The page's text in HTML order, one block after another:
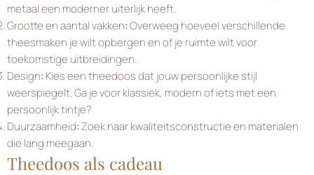
metaal een moderner uiterlijk heeft.
Grootte en aantal vakken:Overweeg hoeveel verschillende
theesmaken je wilt opbergen en of je ruimte wilt voor
toekomstige uitbreidingen.
Design:Kies een theedoos dat jouw persoonlijke stijl
weerspiegelt. Ga je voor klassiek, modern of iets met een
persoonlijk tintje?
Duurzaamheid:Zoek naar kwaliteitsconstructie en materialen
die lang meegaan.
Theedoos als cadeau